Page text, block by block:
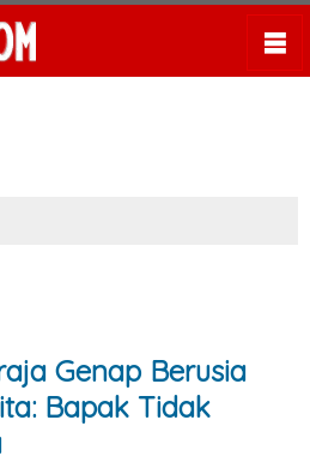
Genap Berusia
Bapak Tidak